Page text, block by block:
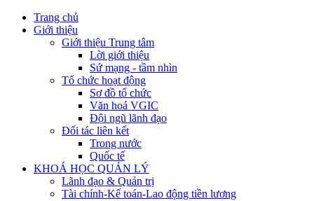
Trang chủ
Giới thiệu
Giới thiệu Trung tâm
Lời giới thiệu
Sứ mạng - tầm nhìn
Tổ chức hoạt động
Sơ đồ tổ chức
Văn hoá VGIC
Đội ngũ lãnh đạo
Đối tác liên kết
Trong nước
Quốc tế
KHOÁ HỌC QUẢN LÝ
Lãnh đạo & Quản trị
Tài chính-Kế toán-Lao động tiền lương